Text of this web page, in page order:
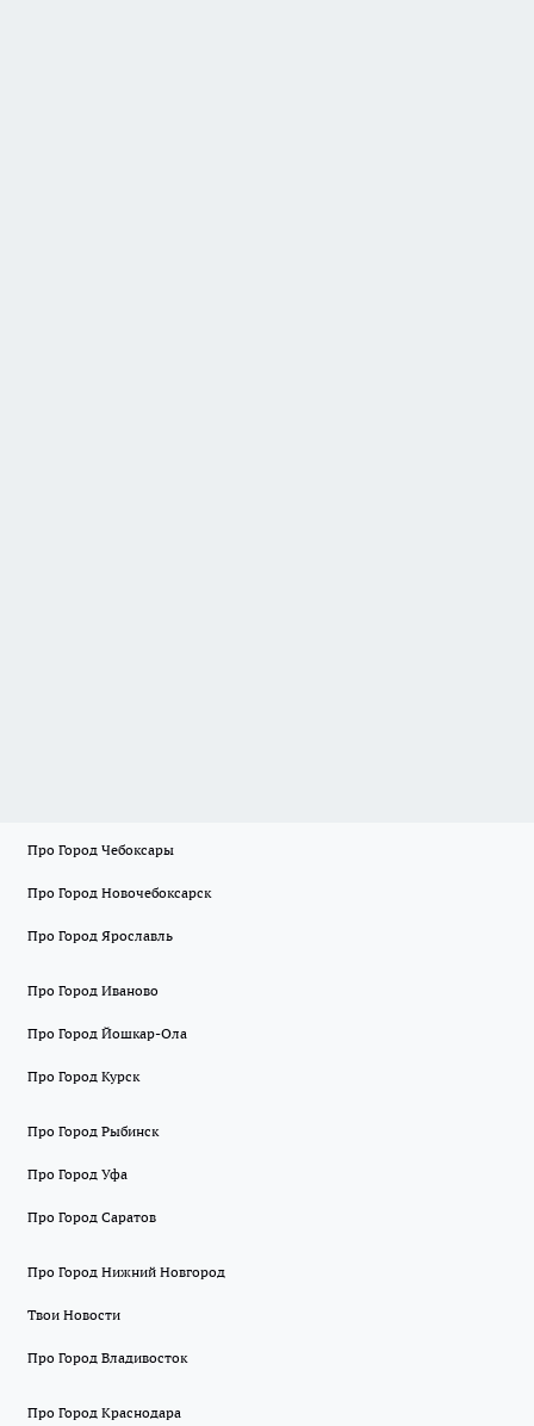
Про Город Чебоксары
Про Город Новочебоксарск
Про Город Ярославль
Про Город Иваново
Про Город Йошкар-Ола
Про Город Курск
Про Город Рыбинск
Про Город Уфа
Про Город Саратов
Про Город Нижний Новгород
Твои Новости
Про Город Владивосток
Про Город Краснодара